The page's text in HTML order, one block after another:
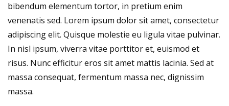
bibendum elementum tortor, in pretium enim
venenatis sed. Lorem ipsum dolor sit amet, consectetur
adipiscing elit. Quisque molestie eu ligula vitae pulvinar.
In nisl ipsum, viverra vitae porttitor et, euismod et
risus. Nunc efficitur eros sit amet mattis lacinia. Sed at
massa consequat, fermentum massa nec, dignissim
massa.